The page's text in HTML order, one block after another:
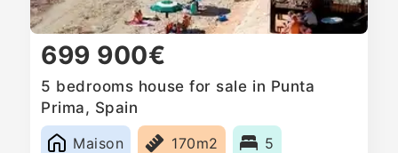
699 900€
5 bedrooms house for sale in Punta
Prima, Spain
Maison
170m2 5